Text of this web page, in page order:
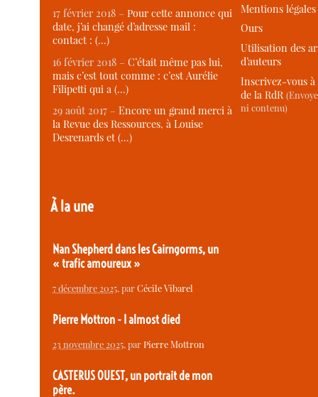
17 février 2018 –Pour cette annonce qui
date, j’ai changé d’adresse mail :
contact : (…)
16 février 2018 –C’était même pas lui,
mais c’est tout comme : c’est Aurélie
Filipetti qui a (…)
29 août 2017 –Encore un grand merci à
la Revue des Ressources, à Louise
Desrenards et (…)
À la une
Nan Shepherd dans les Cairngorms, un
« trafic amoureux »
7 décembre 2025, parCécile Vibarel
Pierre Mottron - I almost died
23 novembre 2025, parPierre Mottron
CASTERUS OUEST, un portrait de mon
père.
Mentions légales
Ours
Utilisation des
d’auteurs
Inscrivez-vous
de la RdR
ni contenu)